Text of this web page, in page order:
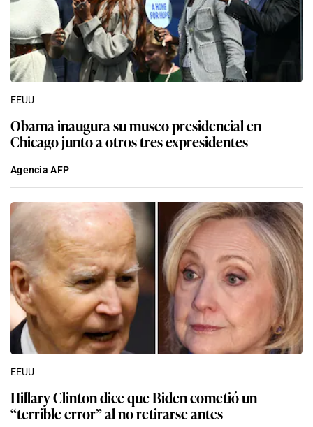
EEUU
Obama inaugura su museo presidencial en
Chicago junto a otros tres expresidentes
Agencia AFP
EEUU
Hillary Clinton dice que Biden cometió un
“terrible error” al no retirarse antes